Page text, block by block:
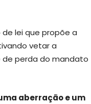
lei que propõe a
vetar a
perda do mandato
aberração e um